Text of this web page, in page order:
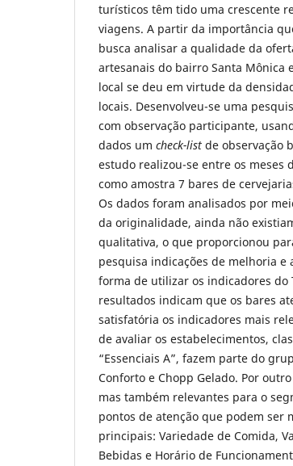
turísticos têm tido uma crescente
viagens. A partir da importância
busca analisar a qualidade da
artesanais do bairro Santa Mônica
local se deu em virtude da
locais. Desenvolveu-se uma
com observação participante,
dados um check-list de observação
estudo realizou-se entre os meses
como amostra 7 bares de
Os dados foram analisados por
da originalidade, ainda não
qualitativa, o que proporcionou
pesquisa indicações de melhoria e
forma de utilizar os indicadores do
resultados indicam que os bares
satisfatória os indicadores mais
de avaliar os estabelecimentos,
“Essenciais A”, fazem parte do
Conforto e Chopp Gelado. Por
mas também relevantes para o
pontos de atenção que podem ser
principais: Variedade de Comida,
Bebidas e Horário de